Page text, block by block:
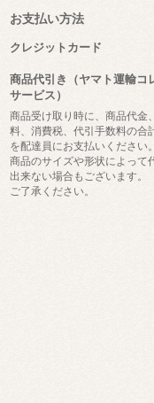
お支払い方法
クレジットカード
商品代引き（ヤマト運輸コ
サービス）
商品受け取り時に、商品代金
料、消費税、代引手数料の合
を配達員にお支払いください
商品のサイズや形状によって
出来ない場合もございます。
ご了承ください。